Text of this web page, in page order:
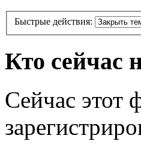
Быстрые действия:
Кто сейчас
Сейчас этот